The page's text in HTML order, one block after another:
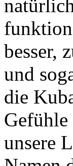
besser,
und
die
Gefühle
unsere